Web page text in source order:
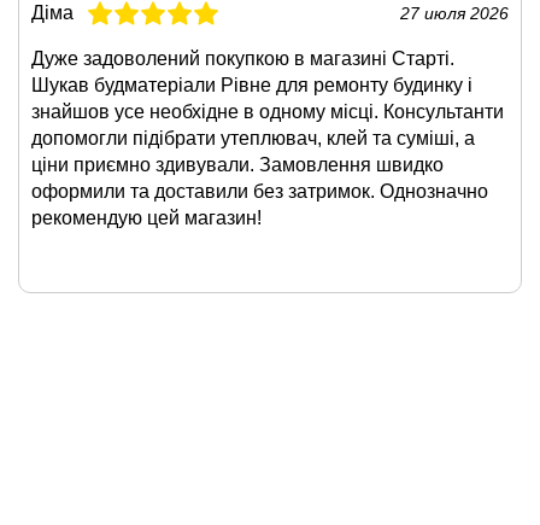
Діма 27 июля 2026
Дуже задоволений покупкою в магазині Старті.
Шукав будматеріали Рівне для ремонту будинку і
знайшов усе необхідне в одному місці. Консультанти
допомогли підібрати утеплювач, клей та суміші, а
ціни приємно здивували. Замовлення швидко
оформили та доставили без затримок. Однозначно
рекомендую цей магазин!